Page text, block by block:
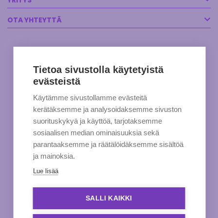
OTA YHTEYTTÄ
Tietoa sivustolla käytetyistä
evästeistä
Käytämme sivustollamme evästeitä
kerätäksemme ja analysoidaksemme sivuston
suorituskykyä ja käyttöä, tarjotaksemme
sosiaalisen median ominaisuuksia sekä
parantaaksemme ja räätälöidäksemme sisältöä
ja mainoksia.
Lue lisää
SALLI KAIKKI